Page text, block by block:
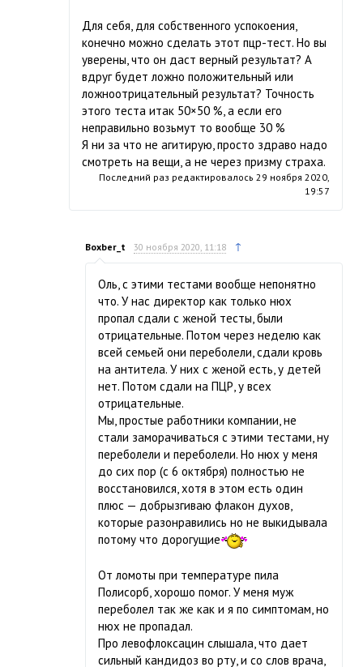
Для себя, для собственного успокоения,
конечно можно сделать этот пцр-тест. Но вы
уверены, что он даст верный результат? А
вдруг будет ложно положительный или
ложноотрицательный результат? Точность
этого теста итак 50×50 %, а если его
неправильно возьмут то вообще 30 %
Я ни за что не агитирую, просто здраво надо
смотреть на вещи, а не через призму страха.
Последний раз редактировалось 29 ноября 2020,
19:57
Boxber_t 30 ноября 2020, 11:18 ↑
Оль, с этими тестами вообще непонятно
что. У нас директор как только нюх
пропал сдали с женой тесты, были
отрицательные. Потом через неделю как
всей семьей они переболели, сдали кровь
на антитела. У них с женой есть, у детей
нет. Потом сдали на ПЦР, у всех
отрицательные.
Мы, простые работники компании, не
стали заморачиваться с этими тестами, ну
переболели и переболели. Но нюх у меня
до сих пор (с 6 октября) полностью не
восстановился, хотя в этом есть один
плюс — добрызгиваю флакон духов,
которые разонравились но не выкидывала
потому что дорогущие
От ломоты при температуре пила
Полисорб, хорошо помог. У меня муж
переболел так же как и я по симптомам, но
нюх не пропадал.
Про левофлоксацин слышала, что дает
сильный кандидоз во рту, и со слов врача,